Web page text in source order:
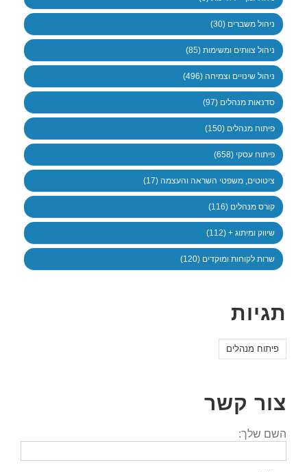
ניהול משברים (30)
ניהול צוותים ומשימות (85)
ניהול שינויים וצמיחה (496)
סדנאות מנהלים (97)
פיתוח מנהלים (150)
פיתוח עסקי (658)
ציטוטים, משפטי השראה והעצמה (17)
קורס מנהלים (116)
שיווק ומיתוג + (112)
שרות לקוחות ומוקדים (120)
תגיות
פיתוח מנהלים
צור קשר
השם שלך: